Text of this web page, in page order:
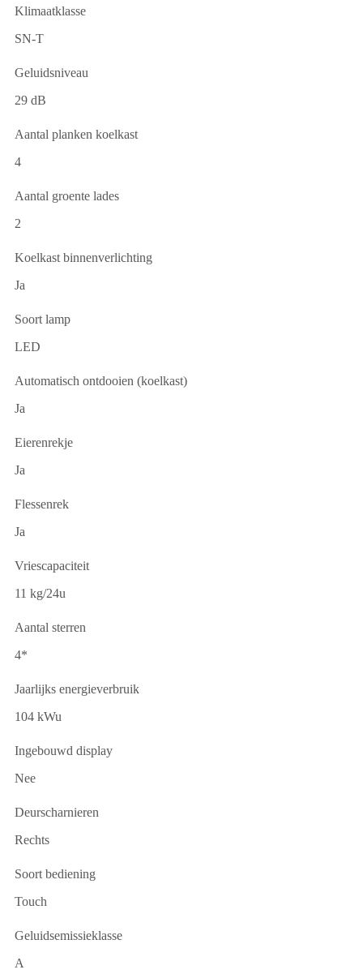
Klimaatklasse
SN-T
Geluidsniveau
29 dB
Aantal planken koelkast
4
Aantal groente lades
2
Koelkast binnenverlichting
Ja
Soort lamp
LED
Automatisch ontdooien (koelkast)
Ja
Eierenrekje
Ja
Flessenrek
Ja
Vriescapaciteit
11 kg/24u
Aantal sterren
4*
Jaarlijks energieverbruik
104 kWu
Ingebouwd display
Nee
Deurscharnieren
Rechts
Soort bediening
Touch
Geluidsemissieklasse
A